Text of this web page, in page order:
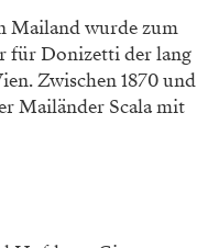
Mailand wurde zum
für Donizetti der lang
Zwischen 1870 und
Mailänder Scala mit